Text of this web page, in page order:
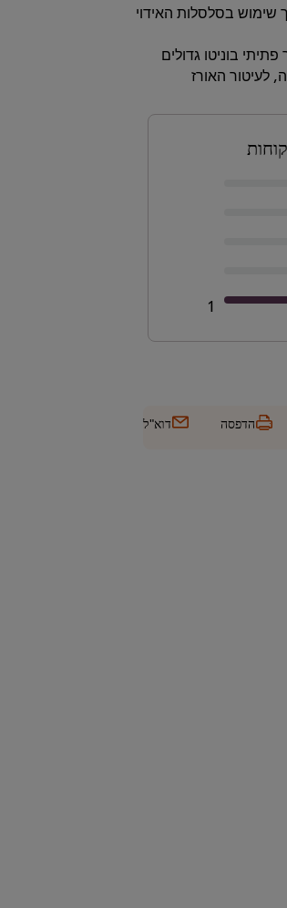
שימוש בסלסלות האידוי
לאורך פתיתי בוניטו גדולים
לעיטור האורז
1
הדפסה דוא"ל